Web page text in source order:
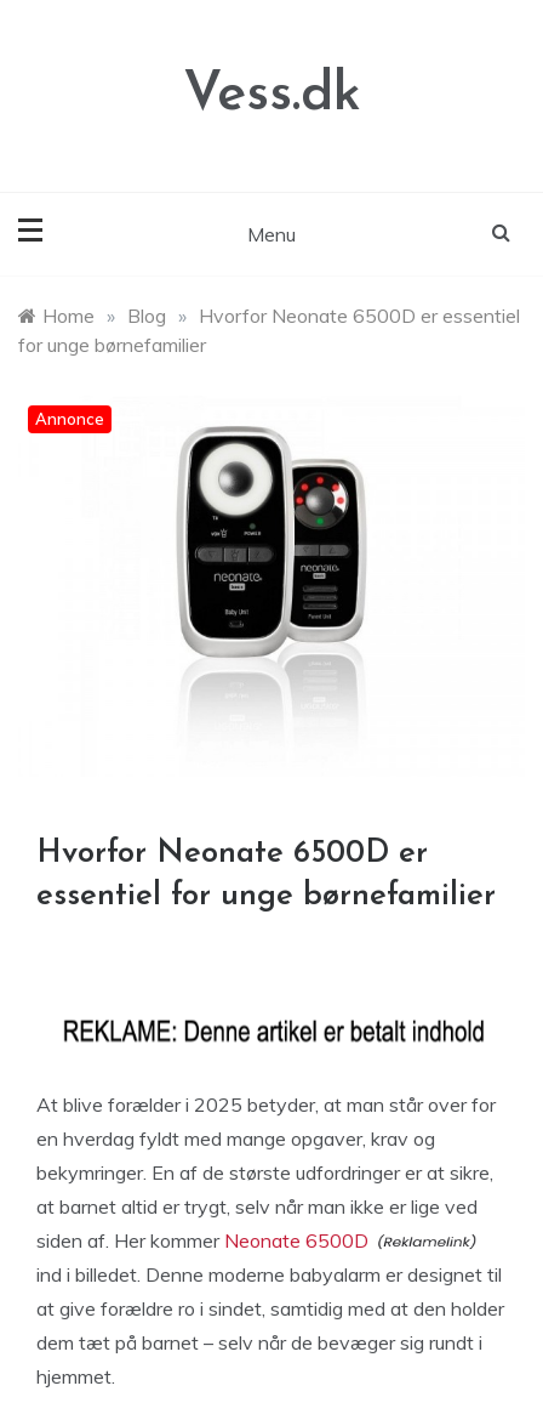
Vess.dk
Menu
Home » Blog » Hvorfor Neonate 6500D er essentiel
for unge børnefamilier
Annonce
Hvorfor Neonate 6500D er
essentiel for unge børnefamilier
At blive forælder i 2025 betyder, at man står over for
en hverdag fyldt med mange opgaver, krav og
bekymringer. En af de største udfordringer er at sikre,
at barnet altid er trygt, selv når man ikke er lige ved
siden af. Her kommer Neonate 6500D
ind i billedet. Denne moderne babyalarm er designet til
at give forældre ro i sindet, samtidig med at den holder
dem tæt på barnet – selv når de bevæger sig rundt i
hjemmet.